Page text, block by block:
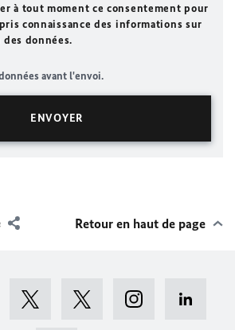
à tout moment ce consentement pour
pris connaissance des informations sur
données.
avant l'envoi.
Retour en haut de page